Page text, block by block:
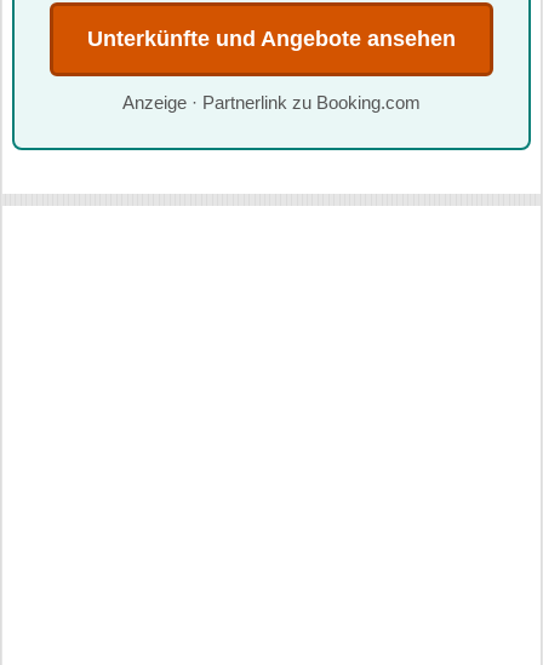
Unterkünfte und Angebote ansehen
Anzeige · Partnerlink zu Booking.com